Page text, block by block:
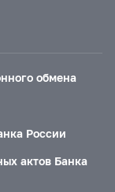
обмена
России
актов Банка